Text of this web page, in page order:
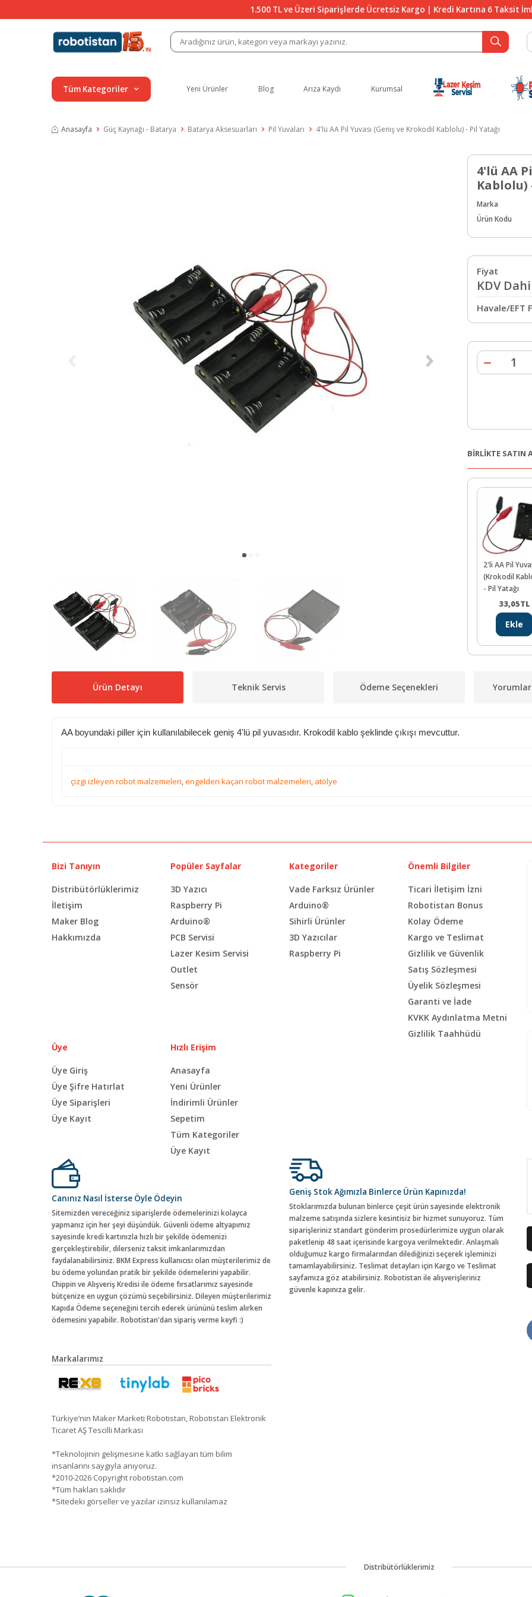
1.500 TL ve Üzeri Siparişlerde Ücretsiz Kargo | Kredi Kartına 6 Taksit
Tüm Kategoriler Yeni Ürünler Blog Arıza Kaydı Kurumsal
Anasayfa Güç Kaynağı - Batarya Batarya Aksesuarları Pil Yuvaları 4'lü AA Pil Yuvası (Geniş ve Krokodil Kablolu) - Pil Yatağı
4'lü AA
Kablolu)
Marka
Ürün Kodu
Fiyat
KDV
Havale/EFT
BİRLİKTE SATIN
2'li AA Pil
(Krokodil
- Pil Yatağı
33,05TL
Ekle
Ürün Detayı Teknik Servis Ödeme Seçenekleri Yorumlar
AA boyundaki piller için kullanılabilecek geniş 4'lü pil yuvasıdır. Krokodil kablo şeklinde çıkışı mevcuttur.
çizgi izleyen robot malzemeleri,engelden kaçan robot malzemeleri, atölye
Bizi Tanıyın
Distribütörlüklerimiz
İletişim
Maker Blog
Hakkımızda
Popüler Sayfalar
3D Yazıcı
Raspberry Pi
Arduino®
PCB Servisi
Lazer Kesim Servisi
Outlet
Sensör
Kategoriler
Vade Farksız Ürünler
Arduino®
Sihirli Ürünler
3D Yazıcılar
Raspberry Pi
Önemli Bilgiler
Ticari İletişim İzni
Robotistan Bonus
Kolay Ödeme
Kargo ve Teslimat
Gizlilik ve Güvenlik
Satış Sözleşmesi
Üyelik Sözleşmesi
Garanti ve İade
KVKK Aydınlatma Metni
Gizlilik Taahhüdü
Üye
Üye Giriş
Üye Şifre Hatırlat
Üye Siparişleri
Üye Kayıt
Hızlı Erişim
Anasayfa
Yeni Ürünler
İndirimli Ürünler
Sepetim
Tüm Kategoriler
Üye Kayıt
Canınız Nasıl İsterse Öyle Ödeyin
Sitemizden vereceğiniz siparişlerde ödemelerinizi kolayca
yapmanız için her şeyi düşündük. Güvenli ödeme altyapımız
sayesinde kredi kartınızla hızlı bir şekilde ödemenizi
gerçekleştirebilir, dilerseniz taksit imkanlarımızdan
faydalanabilirsiniz. BKM Express kullanıcısı olan müşterilerimiz de
bu ödeme yolundan pratik bir şekilde ödemelerini yapabilir.
Chippin ve Alışveriş Kredisi ile ödeme fırsatlarımız sayesinde
bütçenize en uygun çözümü seçebilirsiniz. Dileyen müşterilerimiz
Kapıda Ödeme seçeneğini tercih ederek ürününü teslim alırken
ödemesini yapabilir. Robotistan'dan sipariş verme keyfi :)
Geniş Stok Ağımızla Binlerce Ürün Kapınızda!
Stoklarımızda bulunan binlerce çeşit ürün sayesinde elektronik
malzeme satışında sizlere kesintisiz bir hizmet sunuyoruz. Tüm
siparişleriniz standart gönderim prosedürlerimize uygun olarak
paketlenip 48 saat içerisinde kargoya verilmektedir. Anlaşmalı
olduğumuz kargo firmalarından dilediğinizi seçerek işleminizi
tamamlayabilirsiniz. Teslimat detayları için Kargo ve Teslimat
sayfamıza göz atabilirsiniz. Robotistan ile alışverişleriniz
güvenle kapınıza gelir.
Markalarımız
Türkiye’nin Maker Marketi Robotistan, Robotistan Elektronik
Ticaret AŞ Tescilli Markası
*Teknolojinin gelişmesine katkı sağlayan tüm bilim
insanlarını saygıyla anıyoruz.
*2010-2026 Copyright robotistan.com
*Tüm hakları saklıdır
*Sitedeki görseller ve yazılar izinsiz kullanılamaz
Distribütörlüklerimiz